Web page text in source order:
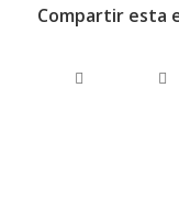
Compartir esta